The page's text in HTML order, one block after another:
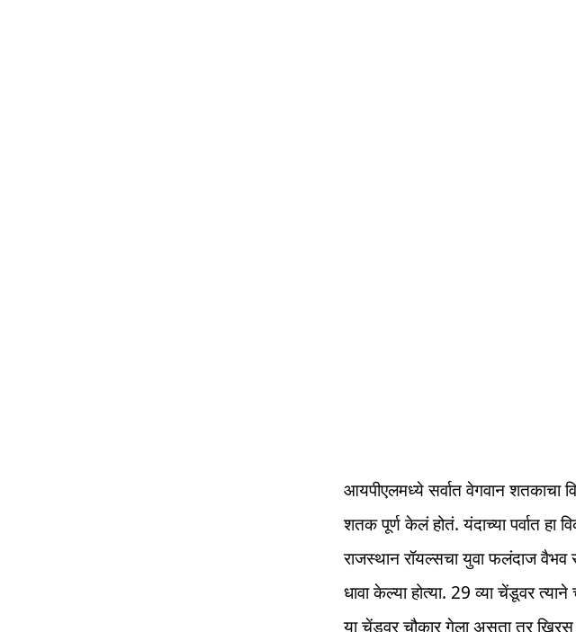
आयपीएलमध्ये सर्वात वेगवान शतकाचा
शतक पूर्ण केलं होतं. यंदाच्या पर्वात हा
राजस्थान रॉयल्सचा युवा फलंदाज
धावा केल्या होत्या. 29 व्या चेंडूवर
या चेंडूवर चौकार गेला असता तर